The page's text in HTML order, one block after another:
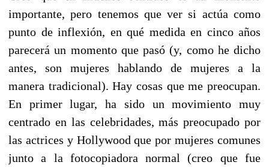
importante, pero tenemos que ver si actúa como
punto de inflexión, en qué medida en cinco años
parecerá un momento que pasó (y, como he dicho
antes, son mujeres hablando de mujeres a la
manera tradicional). Hay cosas que me preocupan.
En primer lugar, ha sido un movimiento muy
centrado en las celebridades, más preocupado por
las actrices y Hollywood que por mujeres comunes
junto a la fotocopiadora normal (creo que fue